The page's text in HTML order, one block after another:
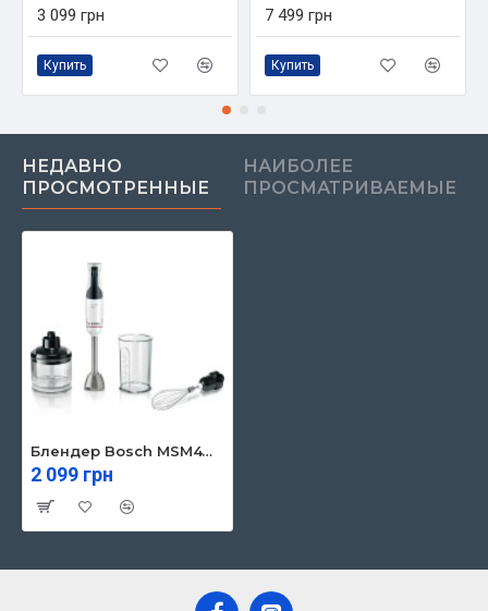
3 099 грн
Купить
7 499 грн
Купить
НЕДАВНО
ПРОСМОТРЕННЫЕ
НАИБОЛЕЕ
ПРОСМАТРИВАЕМЫЕ
Блендер Bosch MSM4W221
2 099 грн